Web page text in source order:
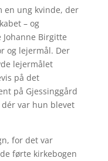
en ung kvinde, der
– og
Birgitte
og lejermål. Der
lejermålet
på det
på Gjessinggård
dér var hun blevet
for det var
førte kirkebogen